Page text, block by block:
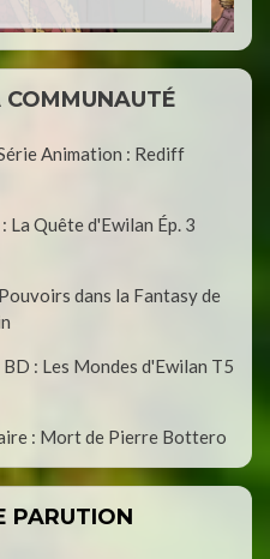
Animation : Rediff
La Quête d'Ewilan Ép. 3
dans la Fantasy de
: Les Mondes d'Ewilan T5
: Mort de Pierre Bottero
PARUTION